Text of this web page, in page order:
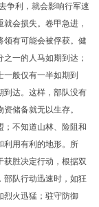
争利，就会影响行军速
会损失。卷甲急进，
领有可能会被俘获。健
一的人马如期到达；
一般仅有一半如期到
到达。这样，部队没有
储备就无以生存。
；不知道山林、险阻和
利用有利的地形。所
获胜决定行动，根据双
部队行动迅速时，如狂
烈火迅猛；驻守防御